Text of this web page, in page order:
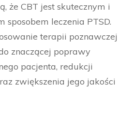
że CBT jest skutecznym i
sposobem leczenia PTSD.
terapii poznawczej
znaczącej poprawy
pacjenta, redukcji
zwiększenia jego jakości